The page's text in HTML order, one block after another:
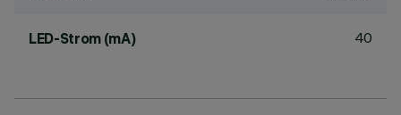
LED-Strom (mA) 40